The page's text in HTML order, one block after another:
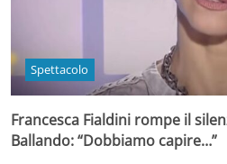
Spettacolo
Francesca Fialdini rompe il
Ballando: “Dobbiamo capire…”